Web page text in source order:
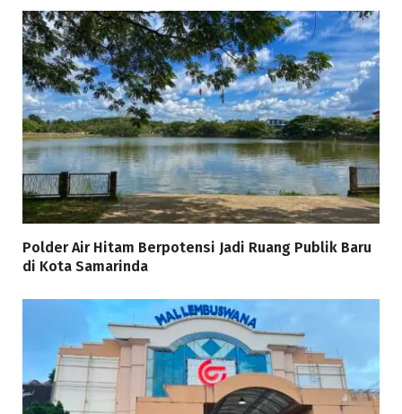
Polder Air Hitam Berpotensi Jadi Ruang Publik Baru
di Kota Samarinda